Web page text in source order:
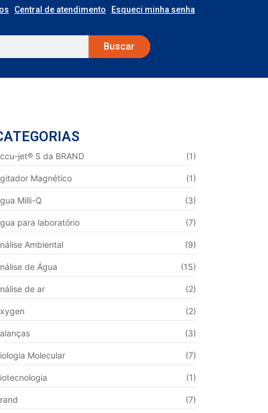
Central de atendimento Esqueci minha senha
Buscar
jet® S da BRAND (1)
Magnético (1)
Milli-Q (3)
para laboratório (7)
Ambiental (9)
de Água (15)
de ar (2)
(2)
(3)
Molecular (7)
(1)
(7)